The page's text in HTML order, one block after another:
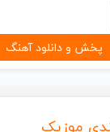
موزیک
پخش و دانلود آهنگ